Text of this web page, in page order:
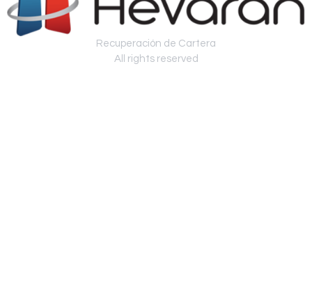
Recuperación de Cartera
All rights reserved